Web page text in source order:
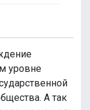
уровне
А так